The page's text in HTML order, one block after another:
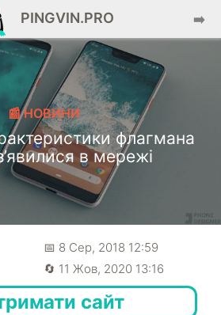
PINGVIN.PRO ➡️
📰 НОВИНИ
флагмана
в мережі
📅 8 Сер, 2018 12:59
🔄 11 Жов, 2020 13:16
сайт